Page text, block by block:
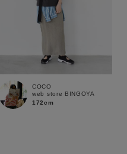
WEB限定
在庫なし含む
COCO
web store BINGOYA
172cm